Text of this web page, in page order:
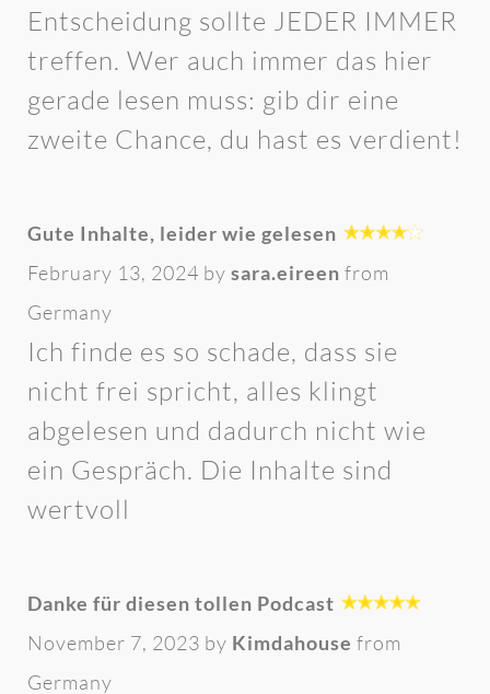
Entscheidung sollte JEDER IMMER
treffen. Wer auch immer das hier
gerade lesen muss: gib dir eine
zweite Chance, du hast es verdient!
Gute Inhalte, leider wie gelesen
February 13, 2024 by sara.eireen from
Germany
Ich finde es so schade, dass sie
nicht frei spricht, alles klingt
abgelesen und dadurch nicht wie
ein Gespräch. Die Inhalte sind
wertvoll
Danke für diesen tollen Podcast
November 7, 2023 by Kimdahouse from
Germany